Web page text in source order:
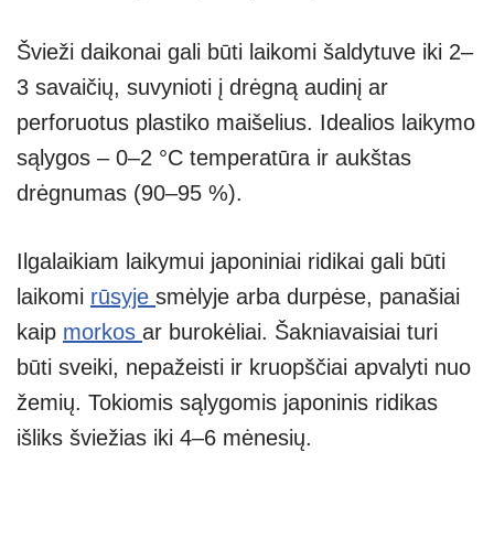
Švieži daikonai gali būti laikomi šaldytuve iki 2–
3 savaičių, suvynioti į drėgną audinį ar
perforuotus plastiko maišelius. Idealios laikymo
sąlygos – 0–2 °C temperatūra ir aukštas
drėgnumas (90–95 %).
Ilgalaikiam laikymui japoniniai ridikai gali būti
laikomi rūsyje smėlyje arba durpėse, panašiai
kaip morkos ar burokėliai. Šakniavaisiai turi
būti sveiki, nepažeisti ir kruopščiai apvalyti nuo
žemių. Tokiomis sąlygomis japoninis ridikas
išliks šviežias iki 4–6 mėnesių.